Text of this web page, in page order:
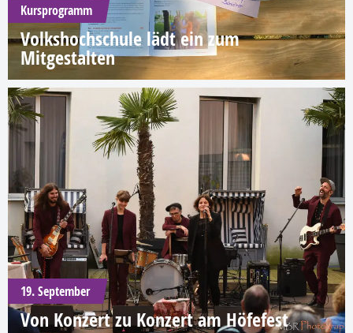
Kursprogramm
Volkshochschule lädt ein zum
Mitgestalten
19. September
Von Konzert zu Konzert am Höfefest